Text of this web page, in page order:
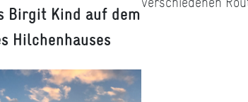
Birgit Kind auf dem
Hilchenhauses